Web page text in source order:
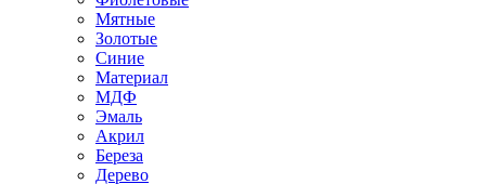
Мятные
Золотые
Синие
Материал
МДФ
Эмаль
Акрил
Береза
Дерево